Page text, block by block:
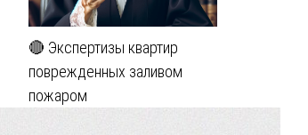
🔴 Экспертизы квартир
поврежденных заливом
пожаром